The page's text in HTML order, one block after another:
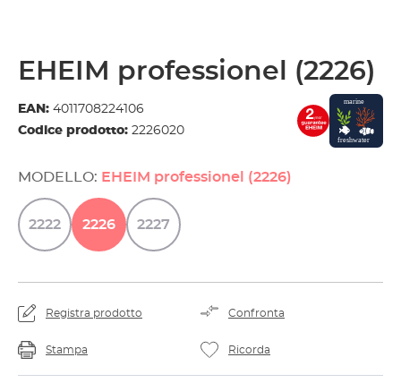
EHEIM professionel (2226)
EAN: 4011708224106
Codice prodotto: 2226020
MODELLO: EHEIM professionel (2226)
2222 2226 2227
Registra prodotto Confronta
Stampa Ricorda